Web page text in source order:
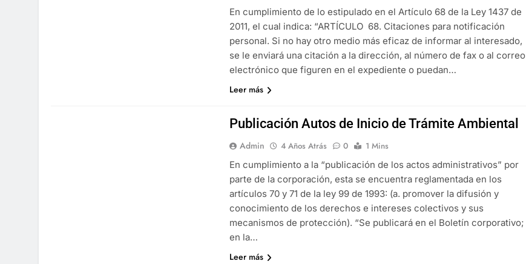
En cumplimiento de lo estipulado en el Artículo 68 de la Ley 1437 de
2011, el cual indica: “ARTÍCULO 68. Citaciones para notificación
personal. Si no hay otro medio más eficaz de informar al interesado,
se le enviará una citación a la dirección, al número de fax o al correo
electrónico que figuren en el expediente o puedan…
Leer más
Publicación Autos de Inicio de Trámite Ambiental
Admin 4 Años Atrás 0
1 Mins
En cumplimiento a la “publicación de los actos administrativos” por
parte de la corporación, esta se encuentra reglamentada en los
artículos 70 y 71 de la ley 99 de 1993: (a. promover la difusión y
conocimiento de los derechos e intereses colectivos y sus
mecanismos de protección). “Se publicará en el Boletín corporativo;
en la…
Leer más